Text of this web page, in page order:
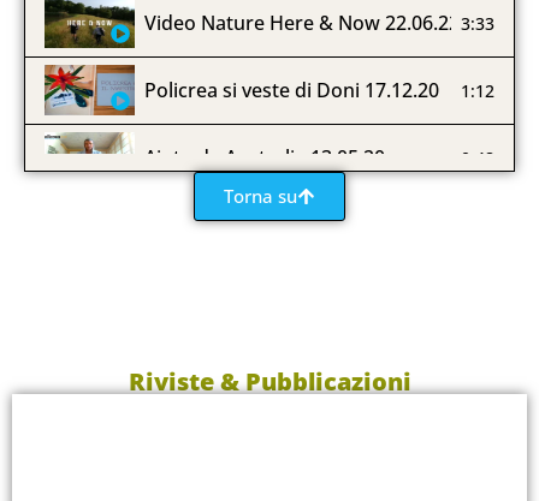
Video Nature Here & Now 22.06.22 3:33
Policrea si veste di Doni 17.12.20 1:12
Aiuto da Australia 13.05.20 0:48
Policrea si veste di Feste 14.12.19
Torna su
Riviste & Pubblicazioni